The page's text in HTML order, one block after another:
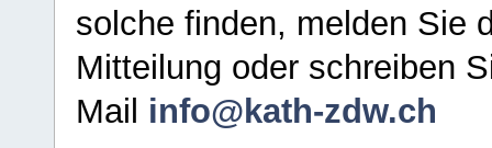
solche finden, melden Sie
Mitteilung oder schreiben
Mail info@kath-zdw.ch